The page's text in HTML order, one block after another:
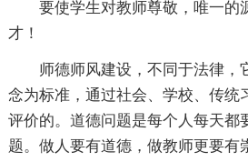
要使学生对教师尊敬，唯一的
才！
师德师风建设，不同于法律，
念为标准，通过社会、学校、传统
评价的。道德问题是每个人每天都
题。做人要有道德，做教师更要有